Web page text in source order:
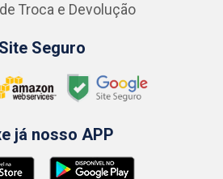
Troca e Devolução
Site Seguro
já nosso APP